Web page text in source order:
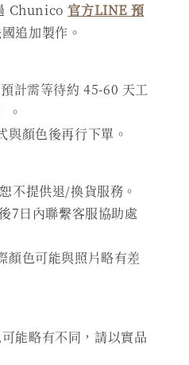
Chunico 官方LINE 預
追加製作。
計需等待約 45-60 天工
。
與顏色後再行下單。
不提供退/換貨服務。
7日內聯繫客服協助處
顏色可能與照片略有差
能略有不同，請以實品